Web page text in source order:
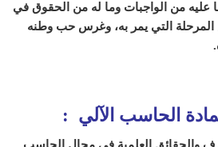
عليه من الواجبات وما له من الحقوق في
التي يمر به، وغرس حب وطنه
الحاسب الآلي :